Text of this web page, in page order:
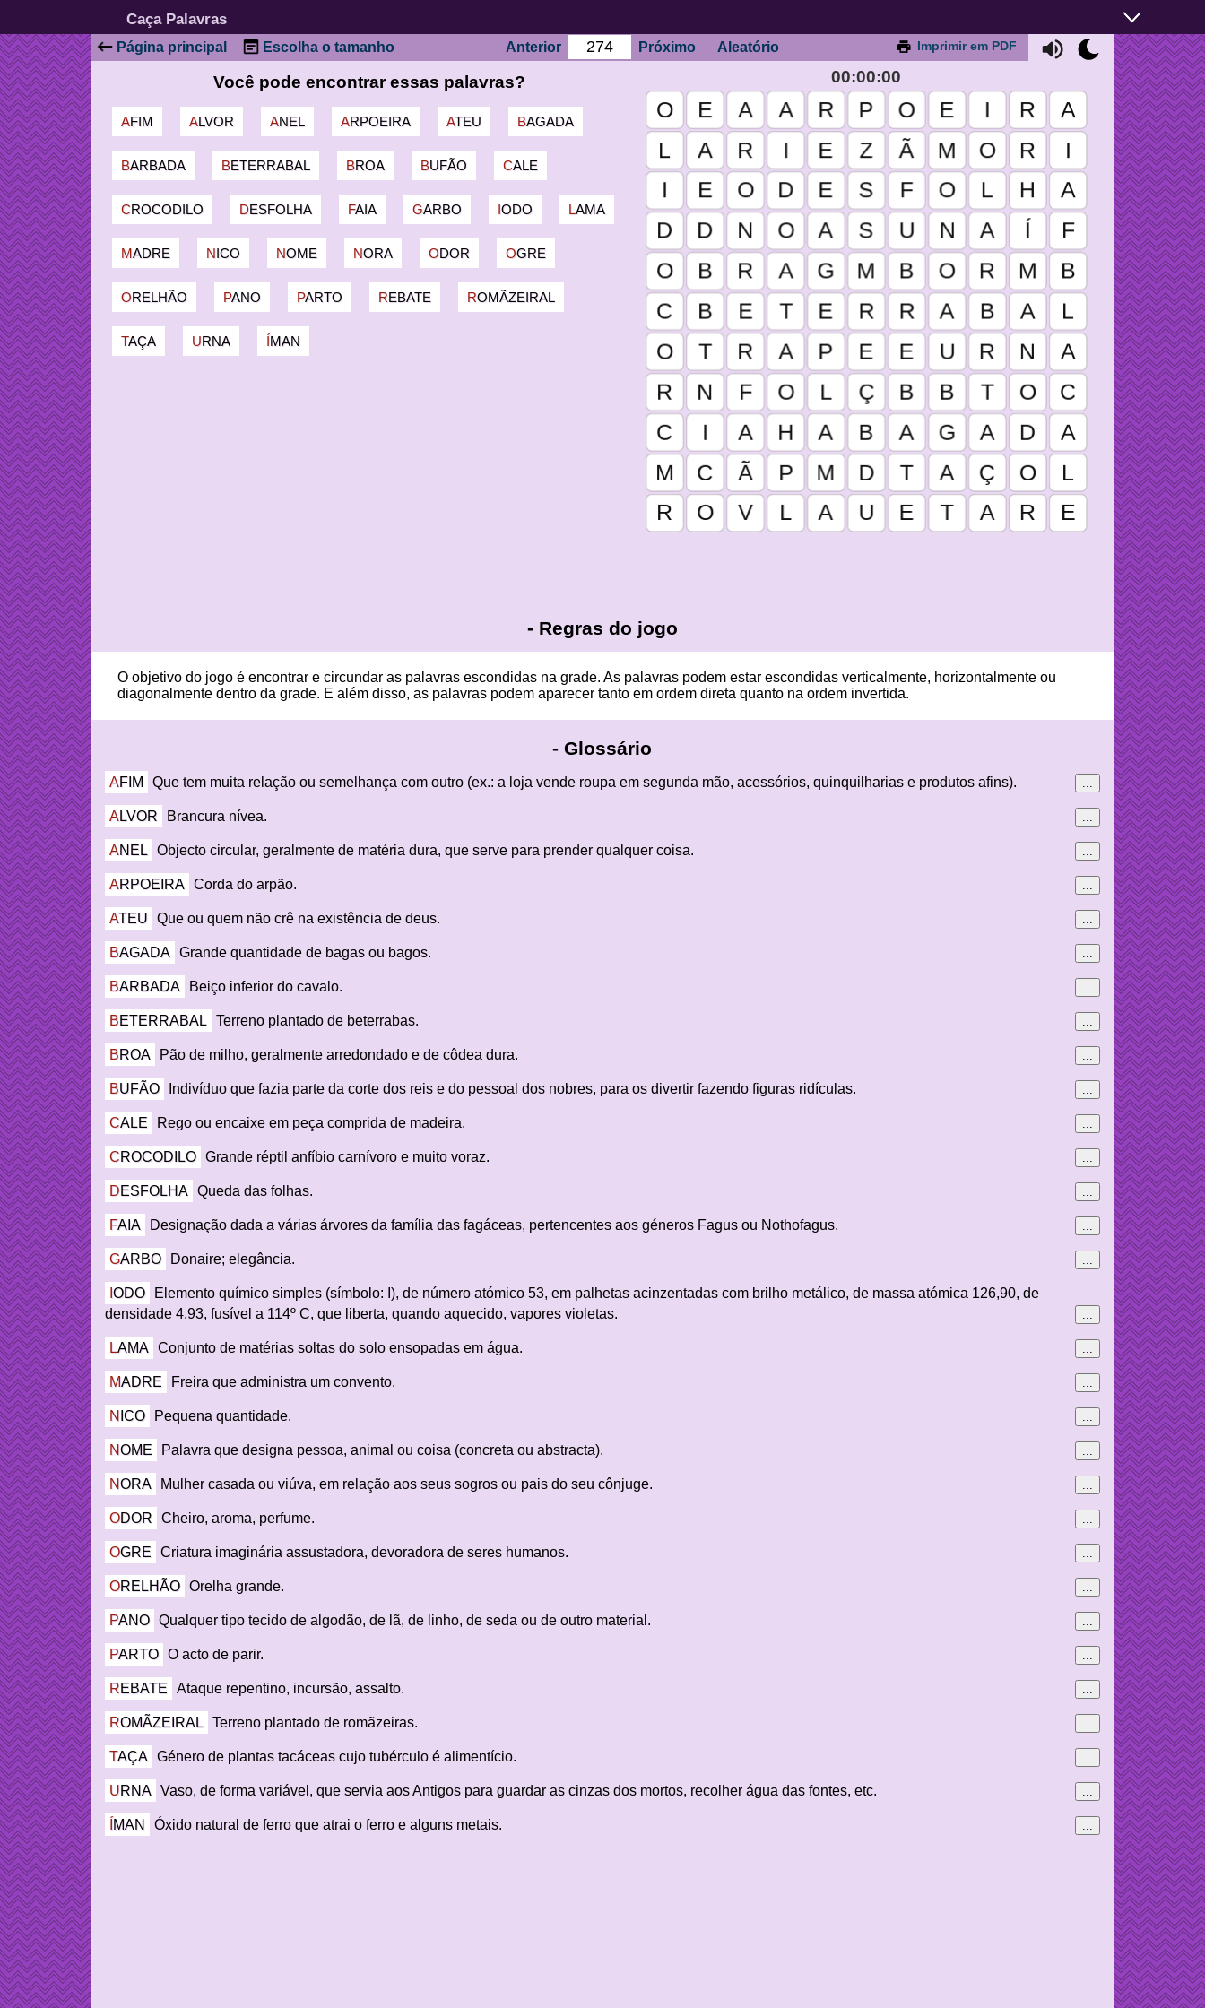
Caça Palavras
Página principal Escolha o tamanho Anterior Próximo Aleatório Imprimir em PDF
00:00:00
Você pode encontrar essas palavras?
AFIM ALVOR ANEL ARPOEIRA ATEU BAGADA
BARBADA BETERRABAL BROA BUFÃO CALE
CROCODILO DESFOLHA FAIA GARBO IODO LAMA
MADRE NICO NOME NORA ODOR OGRE
ORELHÃO PANO PARTO REBATE ROMÃZEIRAL
TAÇA URNA ÍMAN
- Regras do jogo
O objetivo do jogo é encontrar e circundar as palavras escondidas na grade. As palavras podem estar escondidas verticalmente, horizontalmente ou
diagonalmente dentro da grade. E além disso, as palavras podem aparecer tanto em ordem direta quanto na ordem invertida.
- Glossário
AFIM Que tem muita relação ou semelhança com outro (ex.: a loja vende roupa em segunda mão, acessórios, quinquilharias e produtos afins). ...
ALVOR Brancura nívea. ...
ANEL Objecto circular, geralmente de matéria dura, que serve para prender qualquer coisa. ...
ARPOEIRA Corda do arpão. ...
ATEU Que ou quem não crê na existência de deus. ...
BAGADA Grande quantidade de bagas ou bagos. ...
BARBADA Beiço inferior do cavalo. ...
BETERRABAL Terreno plantado de beterrabas. ...
BROA Pão de milho, geralmente arredondado e de côdea dura. ...
BUFÃO Indivíduo que fazia parte da corte dos reis e do pessoal dos nobres, para os divertir fazendo figuras ridículas. ...
CALE Rego ou encaixe em peça comprida de madeira. ...
CROCODILO Grande réptil anfíbio carnívoro e muito voraz. ...
DESFOLHA Queda das folhas. ...
FAIA Designação dada a várias árvores da família das fagáceas, pertencentes aos géneros Fagus ou Nothofagus. ...
GARBO Donaire; elegância. ...
IODO
Elemento químico simples (símbolo: I), de número atómico 53, em palhetas acinzentadas com brilho metálico, de massa atómica 126,90, de
densidade 4,93, fusível a 114º C, que liberta, quando aquecido, vapores violetas.
...
LAMA Conjunto de matérias soltas do solo ensopadas em água. ...
MADRE Freira que administra um convento. ...
NICO Pequena quantidade. ...
NOME Palavra que designa pessoa, animal ou coisa (concreta ou abstracta). ...
NORA Mulher casada ou viúva, em relação aos seus sogros ou pais do seu cônjuge. ...
ODOR Cheiro, aroma, perfume. ...
OGRE Criatura imaginária assustadora, devoradora de seres humanos. ...
ORELHÃO Orelha grande. ...
PANO Qualquer tipo tecido de algodão, de lã, de linho, de seda ou de outro material. ...
PARTO O acto de parir. ...
REBATE Ataque repentino, incursão, assalto. ...
ROMÃZEIRAL Terreno plantado de romãzeiras. ...
TAÇA Género de plantas tacáceas cujo tubérculo é alimentício. ...
URNA Vaso, de forma variável, que servia aos Antigos para guardar as cinzas dos mortos, recolher água das fontes, etc. ...
ÍMAN Óxido natural de ferro que atrai o ferro e alguns metais. ...